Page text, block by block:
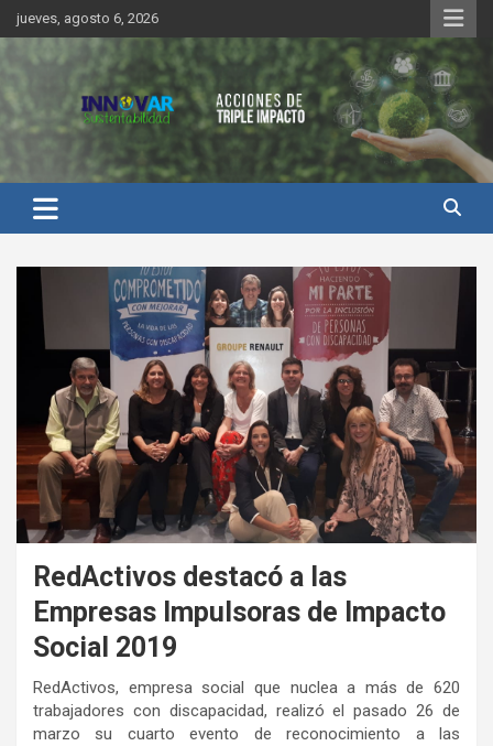
Saltar
al
contenido
jueves, agosto 6, 2026
Innovar Sustentabilidad
RedActivos destacó a las
Empresas Impulsoras de Impacto
Social 2019
RedActivos, empresa social que nuclea a más de 620
trabajadores con discapacidad, realizó el pasado 26 de
marzo su cuarto evento de reconocimiento a las